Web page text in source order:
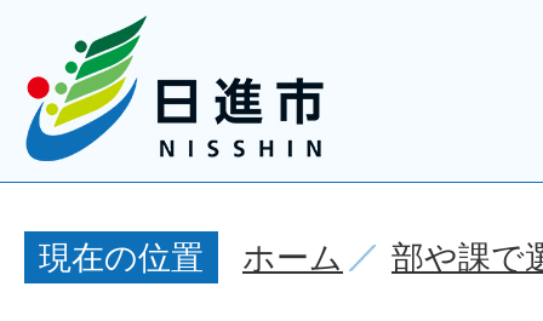
現在の位置 ホーム 部や課で